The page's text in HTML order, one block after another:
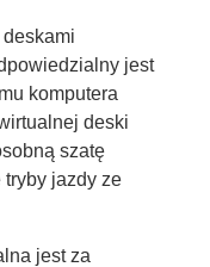
jest
komputera
deski
szatę
jazdy ze
jest za